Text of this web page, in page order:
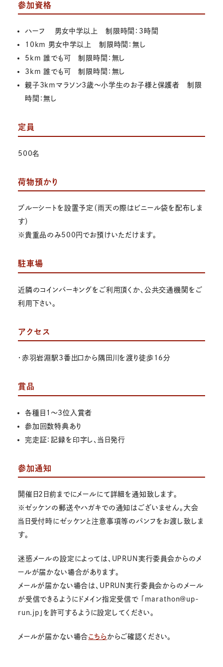
参加資格
ハーフ 男女中学以上 制限時間：3時間
10km 男女中学以上 制限時間：無し
5km 誰でも可 制限時間：無し
3km 誰でも可 制限時間：無し
親子3kmマラソン3歳～小学生のお子様と保護者 制限
時間：無し
定員
500名
荷物預かり
ブルーシートを設置予定（雨天の際はビニール袋を配布しま
す）
※貴重品のみ500円でお預けいただけます。
駐車場
近隣のコインパーキングをご利用頂くか、公共交通機関をご
利用下さい。
アクセス
・赤羽岩淵駅3番出口から隅田川を渡り徒歩16分
賞品
各種目１～3位入賞者
参加回数特典あり
完走証：記録を印字し、当日発行
参加通知
開催日2日前までにメールにて詳細を通知致します。
※ゼッケンの郵送やハガキでの通知はございません。大会
当日受付時にゼッケンと注意事項等のパンフをお渡し致しま
す。
迷惑メールの設定によっては、UPRUN実行委員会からのメ
ールが届かない場合があります。
メールが届かない場合は、UPRUN実行委員会からのメール
が受信できるようにドメイン指定受信で 「marathon@up-
run.jp」を許可するように設定してください。
メールが届かない場合こちら からご確認ください。